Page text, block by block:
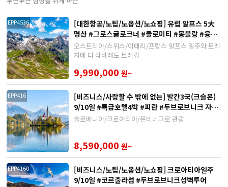
EPP4536
[대한항공/노팁/노옵션/노쇼핑] 유럽 알프스 5大
명산 #그로스글로크너 #돌로미티 #몽블랑 #융프
라우 #마테호른
오스트리아/스위스/이태리/프랑스 알프스 일주와 트레
치메 디 라바레도 트레킹
9,990,000 원~
EPP416
[비즈니스/사랑할 수 밖에 없는] 발칸3국(크슬몬)
9/10일 #특급호텔4박 #피란 #두브로브니크 자유
시간
슬로베니아/크로아티아/몬테네그로 관광
8,590,000 원~
EPP4160
[비즈니스/노팁/노옵션/노쇼핑] 크로아티아일주
9/10일 #코르출라섬 #두브로브니크성벽투어